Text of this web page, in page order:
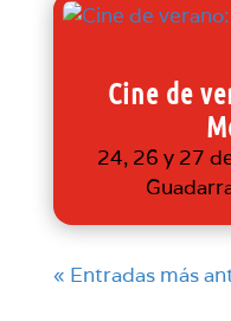
Cine de
24, 26 y 27
« Entradas más